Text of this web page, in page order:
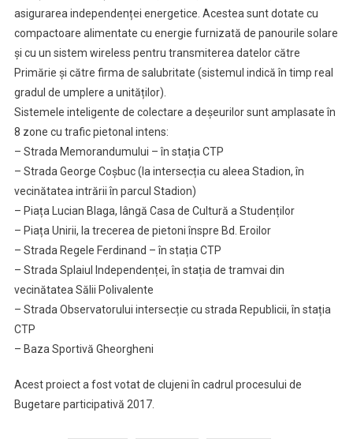
asigurarea independenței energetice. Acestea sunt dotate cu
compactoare alimentate cu energie furnizată de panourile solare
și cu un sistem wireless pentru transmiterea datelor către
Primărie și către firma de salubritate (sistemul indică în timp real
gradul de umplere a unităților).
Sistemele inteligente de colectare a deșeurilor sunt amplasate în
8 zone cu trafic pietonal intens:
– Strada Memorandumului – în stația CTP
– Strada George Coșbuc (la intersecția cu aleea Stadion, în
vecinătatea intrării în parcul Stadion)
– Piața Lucian Blaga, lângă Casa de Cultură a Studenților
– Piața Unirii, la trecerea de pietoni înspre Bd. Eroilor
– Strada Regele Ferdinand – în stația CTP
– Strada Splaiul Independenței, în stația de tramvai din
vecinătatea Sălii Polivalente
– Strada Observatorului intersecție cu strada Republicii, în stația
CTP
– Baza Sportivă Gheorgheni
Acest proiect a fost votat de clujeni în cadrul procesului de
Bugetare participativă 2017.